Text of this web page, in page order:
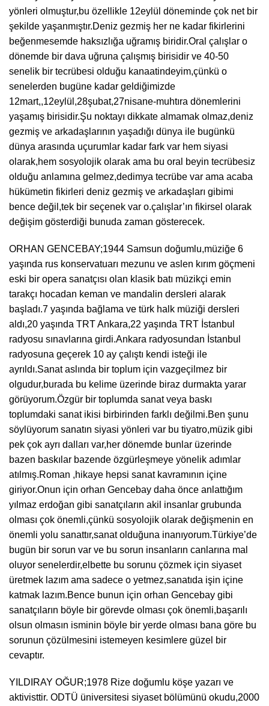
yönleri olmuştur,bu özellikle 12eylül döneminde çok net bir
şekilde yaşanmıştır.Deniz gezmiş her ne kadar fikirlerini
beğenmesemde haksızlığa uğramış biridir.Oral çalışlar o
dönemde bir dava uğruna çalışmış birisidir ve 40-50
senelik bir tecrübesi olduğu kanaatindeyim,çünkü o
senelerden bugüne kadar geldiğimizde
12mart,,12eylül,28şubat,27nisane-muhtıra dönemlerini
yaşamış birisidir.Şu noktayı dikkate almamak olmaz,deniz
gezmiş ve arkadaşlarının yaşadığı dünya ile bugünkü
dünya arasında uçurumlar kadar fark var hem siyasi
olarak,hem sosyolojik olarak ama bu oral beyin tecrübesiz
olduğu anlamına gelmez,dedimya tecrübe var ama acaba
hükümetin fikirleri deniz gezmiş ve arkadaşları gibimi
bence değil,tek bir seçenek var o.çalışlar’ın fikirsel olarak
değişim gösterdiği bunuda zaman gösterecek.
ORHAN GENCEBAY;1944 Samsun doğumlu,müziğe 6
yaşında rus konservatuarı mezunu ve aslen kırım göçmeni
eski bir opera sanatçısı olan klasik batı müzikçi emin
tarakçı hocadan keman ve mandalin dersleri alarak
başladı.7 yaşında bağlama ve türk halk müziği dersleri
aldı,20 yaşında TRT Ankara,22 yaşında TRT İstanbul
radyosu sınavlarına girdi.Ankara radyosundan İstanbul
radyosuna geçerek 10 ay çalıştı kendi isteği ile
ayrıldı.Sanat aslında bir toplum için vazgeçilmez bir
olgudur,burada bu kelime üzerinde biraz durmakta yarar
görüyorum.Özgür bir toplumda sanat veya baskı
toplumdaki sanat ikisi birbirinden farklı değilmi.Ben şunu
söylüyorum sanatın siyasi yönleri var bu tiyatro,müzik gibi
pek çok ayrı dalları var,her dönemde bunlar üzerinde
bazen baskılar bazende özgürleşmeye yönelik adımlar
atılmış.Roman ,hikaye hepsi sanat kavramının içine
giriyor.Onun için orhan Gencebay daha önce anlattığım
yılmaz erdoğan gibi sanatçıların akil insanlar grubunda
olması çok önemli,çünkü sosyolojik olarak değişmenin en
önemli yolu sanattır,sanat olduğuna inanıyorum.Türkiye’de
bugün bir sorun var ve bu sorun insanların canlarına mal
oluyor senelerdir,elbette bu sorunu çözmek için siyaset
üretmek lazım ama sadece o yetmez,sanatıda işin içine
katmak lazım.Bence bunun için orhan Gencebay gibi
sanatçıların böyle bir görevde olması çok önemli,başarılı
olsun olmasın isminin böyle bir yerde olması bana göre bu
sorunun çözülmesini istemeyen kesimlere güzel bir
cevaptır.
YILDIRAY OĞUR;1978 Rize doğumlu köşe yazarı ve
aktivisttir. ODTÜ üniversitesi siyaset bölümünü okudu,2000